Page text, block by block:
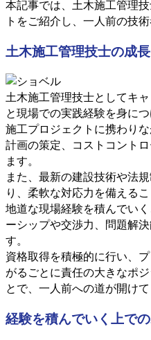
本記事では、土木施工管理
トをご紹介し、一人前の技
土木施工管理技士の成
土木施工管理技士としてキ
と現場での実践経験を身につ
施工プロジェクトに携わり
計画の策定、コストコント
ます。
また、最新の建設技術や法
り、柔軟な対応力を備えるこ
地道な現場経験を積んでい
ーシップや交渉力、問題解
す。
資格取得を積極的に行い、
がるごとに責任の大きなポ
とで、一人前への道が開けて
経験を積んでいく上で